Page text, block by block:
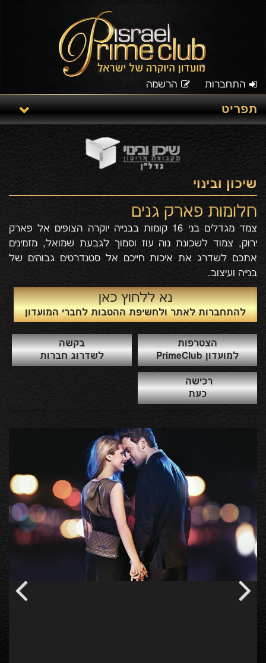
התחברות הרשמה
תפריט
שיכון ובינוי
חלומות פארק גנים
צמד מגדלים בני 16 קומות בבנייה יוקרה הצופים אל פארק
ירוק, צמוד לשכונת נוה עוז וסמוך לגבעת שמואל, מזמינים
אתכם לשדרג את איכות חייכם אל סטנדרטים גבוהים של
בנייה ועיצוב.
נא ללחוץ כאן
להתחברות לאתר ולחשיפת ההטבות לחברי המועדון
הצטרפות
למועדון PrimeClub
בקשה
לשדרוג חברות
רכישה
כעת